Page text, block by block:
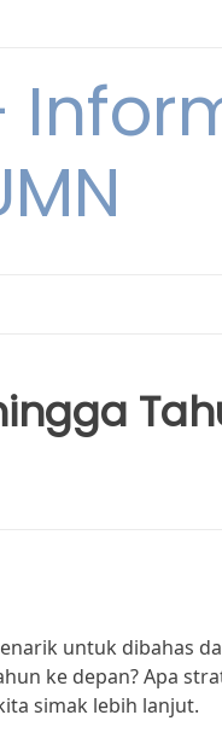
untuk dibahas
ke depan? Apa
simak lebih lanjut.